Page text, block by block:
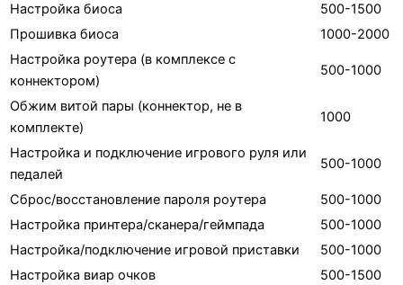
Настройка биоса
500-1500
Прошивка биоса
1000-2000
Настройка роутера (в комплексе с
коннектором)
500-1000
Обжим витой пары (коннектор, не в
комплекте)
1000
Настройка и подключение игрового руля или
педалей
500-1000
Сброс/восстановление пароля роутера
500-1000
Настройка принтера/сканера/геймпада
500-1000
Настройка/подключение игровой приставки
500-1000
Настройка виар очков
500-1500